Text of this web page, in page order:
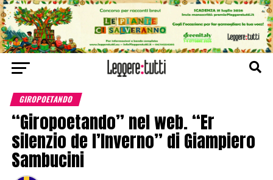
GIROPOETANDO
“Giropoetando” nel web. “Er
silenzio de l’Inverno” di Giampiero
Sambucini